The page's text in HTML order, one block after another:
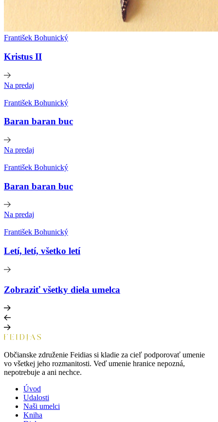
František Bohunický
Kristus II
Na predaj
František Bohunický
Baran baran buc
Na predaj
František Bohunický
Baran baran buc
Na predaj
František Bohunický
Letí, letí, všetko letí
Zobraziť všetky diela umelca
Občianske združenie Feidias si kladie za cieľ podporovať umenie
vo všetkej jeho rozmanitosti. Veď umenie hranice nepozná,
nepotrebuje a ani nechce.
Úvod
Udalosti
Naši umelci
Kniha